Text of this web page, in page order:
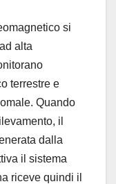
si
alta
terrestre e
Quando
il
dalla
il sistema
riceve quindi il